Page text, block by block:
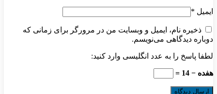
ایمیل *
ذخیره نام، ایمیل و وبسایت من در مرورگر برای زمانی که
دوباره دیدگاهی می‌نویسم.
لطفا پاسخ را به عدد انگلیسی وارد کنید:
هفده − 14 =